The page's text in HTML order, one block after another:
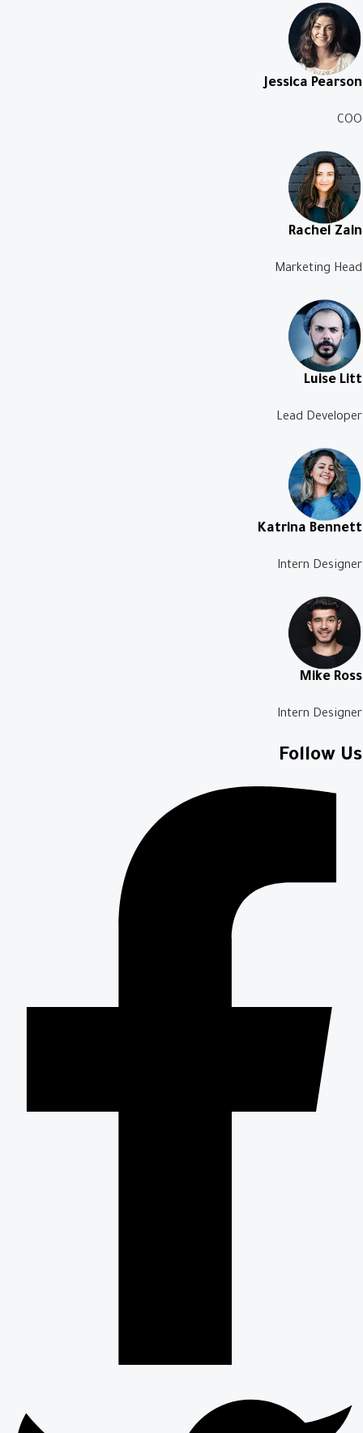
Jessica Pearson
COO
Rachel Zain
Marketing Head
Luise Litt
Lead Developer
Katrina Bennett
Intern Designer
Mike Ross
Intern Designer
Follow Us​